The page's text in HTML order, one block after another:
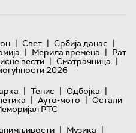
| Свет | Србија данас |
| Мерила времена | Рат
вести | Сматрачница |
2026
| Тенис | Одбојка |
| Ауто-мото | Остали
РТС
| Музика |